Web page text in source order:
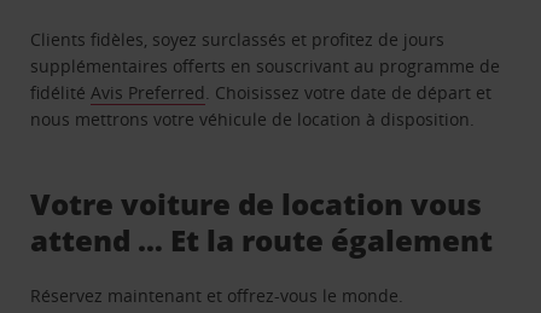
Clients fidèles, soyez surclassés et profitez de jours
supplémentaires offerts en souscrivant au programme de
fidélitéAvis Preferred. Choisissez votre date de départ et
nous mettrons votre véhicule de location à disposition.
Votre voiture de location vous
attend … Et la route également
Réservez maintenant et offrez-vous le monde.